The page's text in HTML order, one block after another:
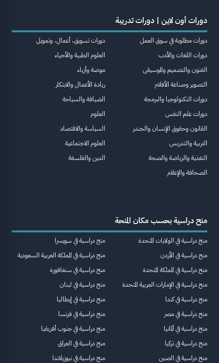
دورات أون لاين | دورات تدريبة
دورات مطلوبة في سوق العمل
دورات اللغات والأدب
الفنون والتصميم والموسيقى
التصوير وصناعة الأفلام
دورات التكنولوجيا والبرمجة
دورات علم النفس
القانون وحقوق الإنسان والجندر
التربية والتدريس
التغذية والرياضة والصحة
الصحافة والإعلام
دورات تسويق، أعمال، وتمويل
العلوم الطبية والأحياء
موضة وأزياء
ريادة الأعمال والابتكار
الضيافة والسياحة
العلوم
السياسة والاقتصاد
العلوم الاجتماعية
الدين والفلسفة
منح دراسية بحسب مكان المنحة
منح دراسية في الولايات المتحدة
منح دراسية في الأردن
منح دراسية في المملكة المتحدة
منح دراسية في الإمارات العربية المتحدة
منح دراسية في كندا
منح دراسية في مصر
منح دراسية في ألمانيا
منح دراسية في تركيا
منح دراسية في الصين
منح دراسية في سويسرا
منح دراسية في المملكة العربية السعودية
منح دراسية في سنغافورة
منح دراسية في لبنان
منح دراسية في إيطاليا
منح دراسية في فرنسا
منح دراسية في جنوب أفريقيا
منح دراسية في العراق
منح دراسية في نيوزيلاندا